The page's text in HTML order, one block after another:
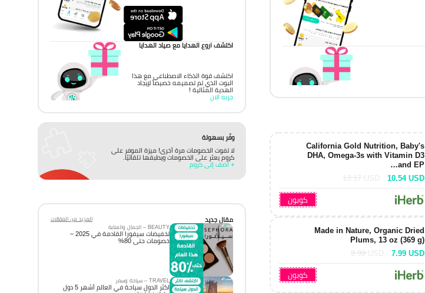
California Gold Nutrition, Baby's
DHA, Omega-3s with Vitamin D3
and EP…
USD
10.54
كوبون
Made in Nature, Organic Dried
Plums, 13 oz (369 g)
USD
7.99
كوبون
اكتشف اروع الهدايا مع صياد الهدايا
اكتشف قوة الذكاء الاصطناعي مع هذا
البوت الذي تم تصميمه خصيصاً لإيجاد
الهدية المثالية !
جربه الان
وفّر بسهولة
لا تفوت الخصومات مرة أخرى! ميزة الموفر على
كروم يعثر على الخصومات ويطبقها تلقائيًا.
+ أضف إلى كروم
مقال جديد
المزيد من المقالات
BEAUTY – الجمال والعناية
تخفيضات سيفورا القادمة في 2025 –
خصومات حتى 80%
TRAVEL – سياحة وسفر
اكثر الدول سياحة في العالم أشهر 5 دول